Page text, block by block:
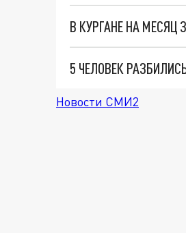
В КУРГАНЕ НА
5 ЧЕЛОВЕК
Новости СМИ2